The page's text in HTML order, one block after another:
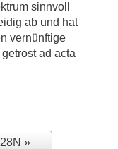
sinnvoll
ab und hat
vernünftige
ad acta